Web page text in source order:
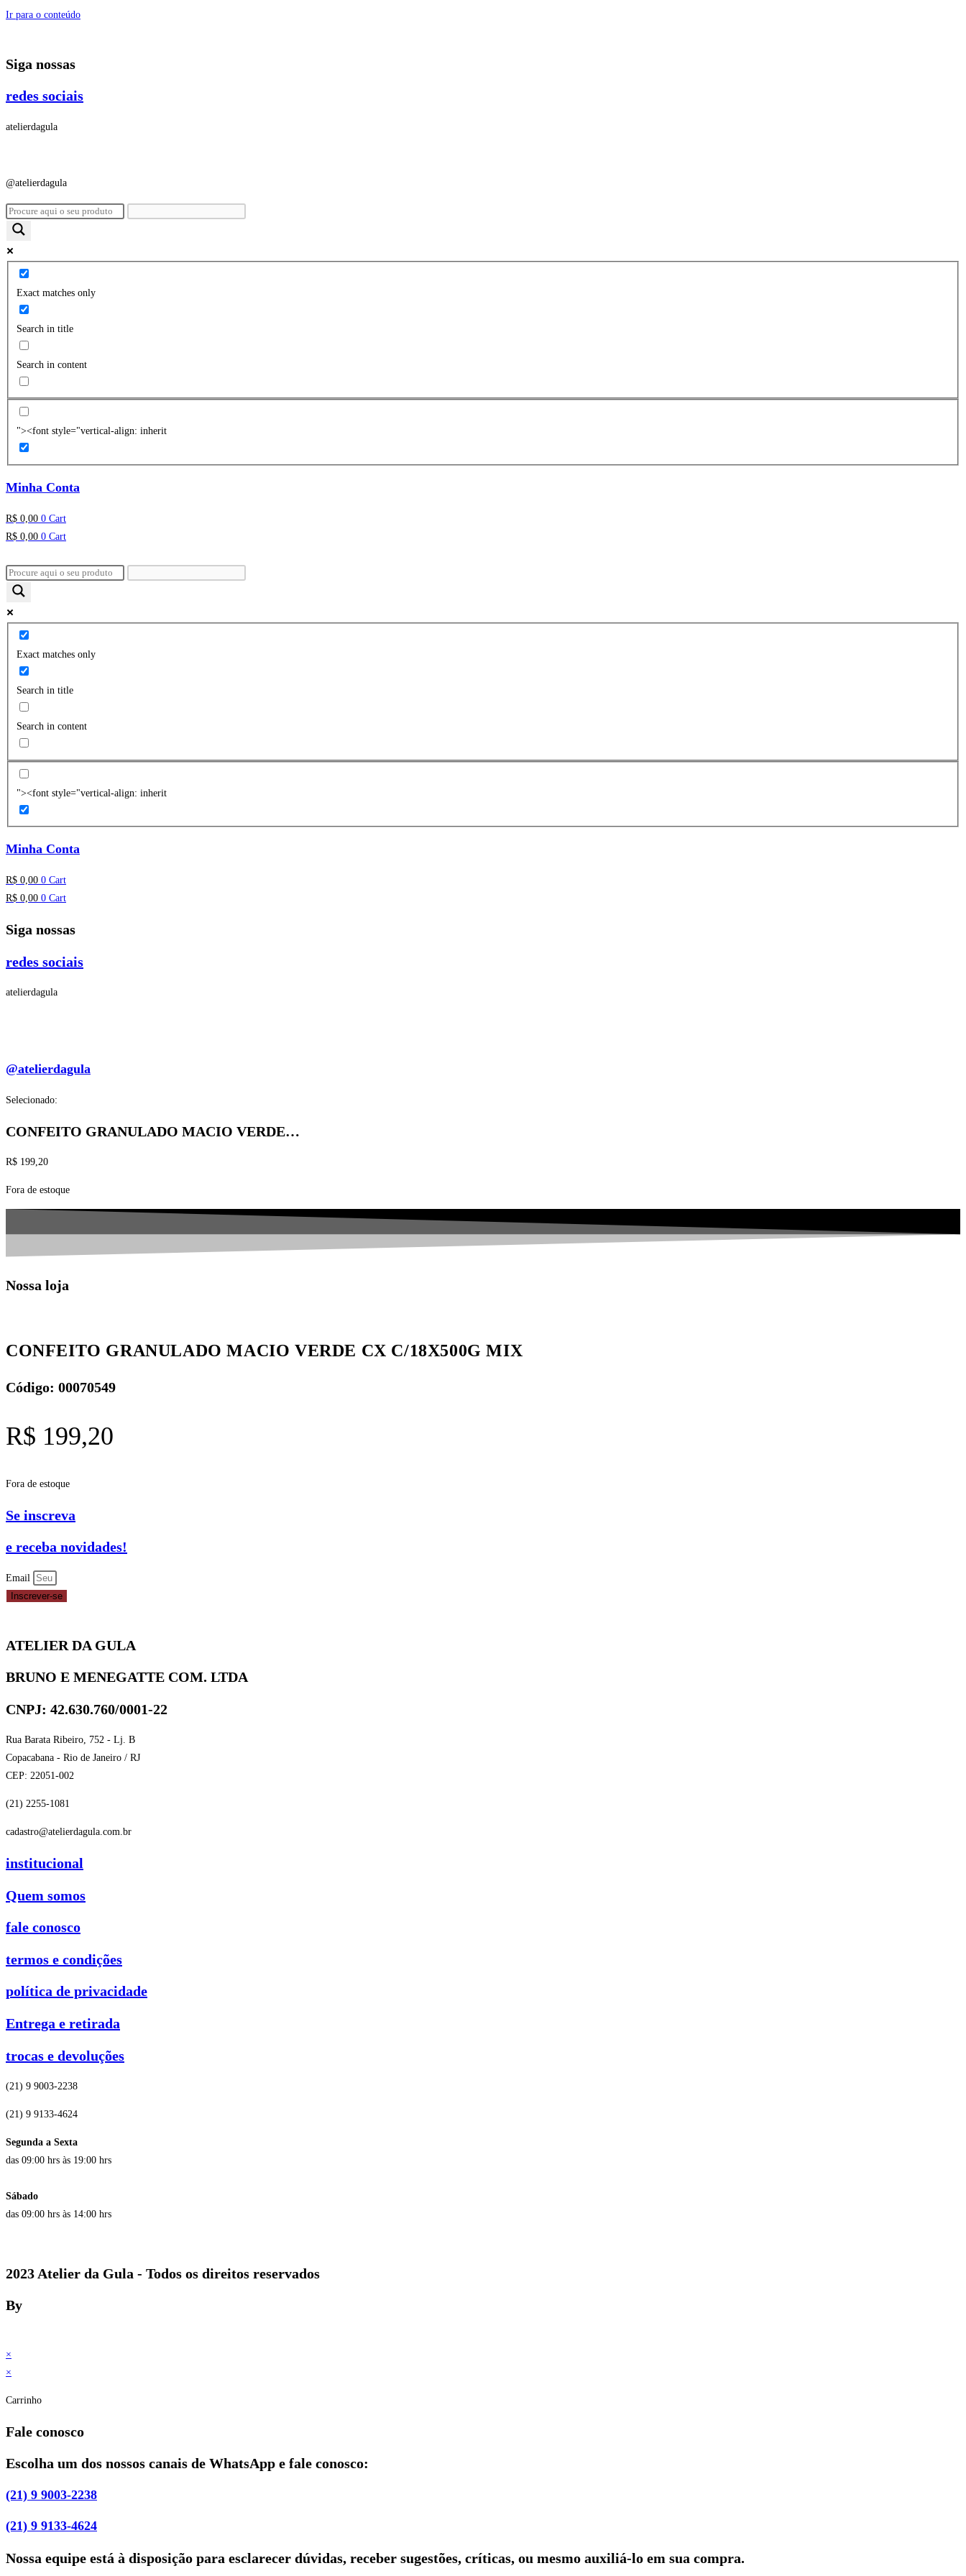
Ir para o conteúdo
Siga nossas
redes sociais
atelierdagula
@atelierdagula
Exact matches only
Search in title
Search in content
"><font style="vertical-align: inherit
Minha Conta
R$ 0,00 0 Cart
R$ 0,00 0 Cart
Exact matches only
Search in title
Search in content
"><font style="vertical-align: inherit
Minha Conta
R$ 0,00 0 Cart
R$ 0,00 0 Cart
Siga nossas
redes sociais
atelierdagula
@atelierdagula
Selecionado:
CONFEITO GRANULADO MACIO VERDE…
R$ 199,20
Fora de estoque
Nossa loja
CONFEITO GRANULADO MACIO VERDE CX C/18X500G MIX
Código: 00070549
R$ 199,20
Fora de estoque
Se inscreva
e receba novidades!
Email
Inscrever-se
ATELIER DA GULA
BRUNO E MENEGATTE COM. LTDA
CNPJ: 42.630.760/0001-22
Rua Barata Ribeiro, 752 - Lj. B
Copacabana - Rio de Janeiro / RJ
CEP: 22051-002
(21) 2255-1081
cadastro@atelierdagula.com.br
institucional
Quem somos
fale conosco
termos e condições
política de privacidade
Entrega e retirada
trocas e devoluções
(21) 9 9003-2238
(21) 9 9133-4624
Segunda a Sexta
das 09:00 hrs às 19:00 hrs
Sábado
das 09:00 hrs às 14:00 hrs
2023 Atelier da Gula - Todos os direitos reservados
By
×
×
Carrinho
Fale conosco
Escolha um dos nossos canais de WhatsApp e fale conosco:
(21) 9 9003-2238
(21) 9 9133-4624
Nossa equipe está à disposição para esclarecer dúvidas, receber sugestões, críticas, ou mesmo auxiliá-lo em sua compra.